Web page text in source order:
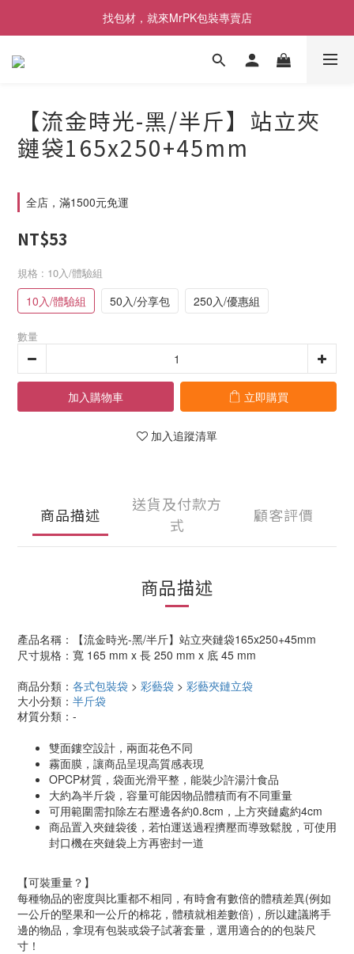
[限時優惠] 即日起登入會員消費滿1000元，回饋1%購物金
找包材，就來MrPK包裝專賣店
[限時優惠] 即日起登入會員消費滿1000元，回饋1%購物金
【流金時光-黑/半斤】站立夾
鏈袋165x250+45mm
全店，滿1500元免運
NT$53
規格 : 10入/體驗組
10入/體驗組 50入/分享包 250入/優惠組
數量
加入購物車 立即購買
加入追蹤清單
商品描述
送貨及付款方
式
顧客評價
商品描述
產品名稱：【流金時光-黑/半斤】站立夾鏈袋165x250+45mm
尺寸規格：寬 165 mm x 長 250 mm x 底 45 mm
商品分類： 各式包裝袋 > 彩藝袋 > 彩藝夾鏈立袋
大小分類： 半斤袋
材質分類：-
雙面鏤空設計，兩面花色不同
霧面膜，讓商品呈現高質感表現
OPCP材質，袋面光滑平整，能裝少許湯汁食品
大約為半斤袋，容量可能因物品體積而有不同重量
可用範圍需扣除左右壓邊各約0.8cm，上方夾鏈處約4cm
商品置入夾鏈袋後，若怕運送過程擠壓而導致鬆脫，可使用
封口機在夾鏈袋上方再密封一道
【可裝重量？】
每種物品的密度與比重都不相同，有時會有數倍的體積差異(例如
一公斤的堅果和一公斤的棉花，體積就相差數倍)，所以建議將手
邊的物品，拿現有包裝或袋子試著套量，選用適合的的包裝尺
寸！